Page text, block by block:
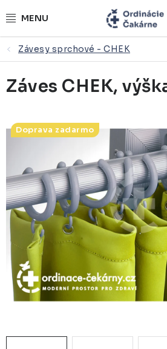
na
ORDINÁCIE NA MIERU
ZDRAVOTNÍCKY NÁBYTOK
KONTAKTY
NÁSTROJOVÉ STOLÍKY
ŽIDLE A LAVICE
ZDRAVOTNÍCKE LEHÁTKA
ZÁSTENY A PARAVÁNY
Termíny dodania
Materiály
Závesy sprchové - CHEK
Záves CHEK,
Doprava zadarmo